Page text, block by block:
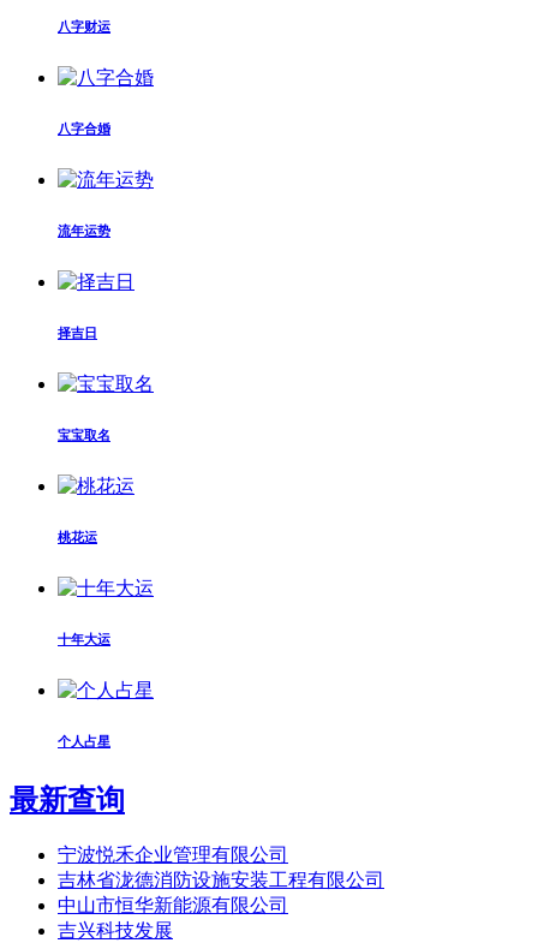
八字财运
八字合婚
流年运势
择吉日
宝宝取名
桃花运
十年大运
个人占星
最新查询
宁波悦禾企业管理有限公司
吉林省泷德消防设施安装工程有限公司
中山市恒华新能源有限公司
吉兴科技发展